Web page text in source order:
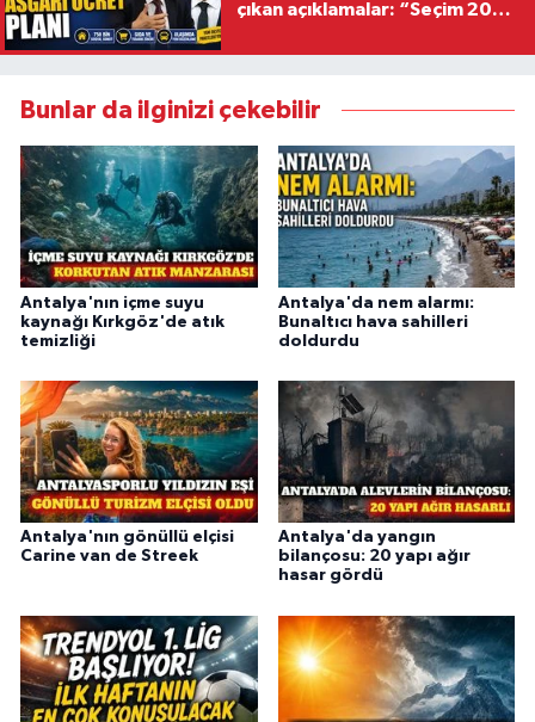
çıkan açıklamalar: “Seçim 2028
Bunlar da ilginizi çekebilir
Antalya'nın içme suyu
kaynağı Kırkgöz'de atık
temizliği
Antalya'da nem alarmı:
Bunaltıcı hava sahilleri
doldurdu
Antalya'nın gönüllü elçisi
Carine van de Streek
Antalya'da yangın
bilançosu: 20 yapı ağır
hasar gördü